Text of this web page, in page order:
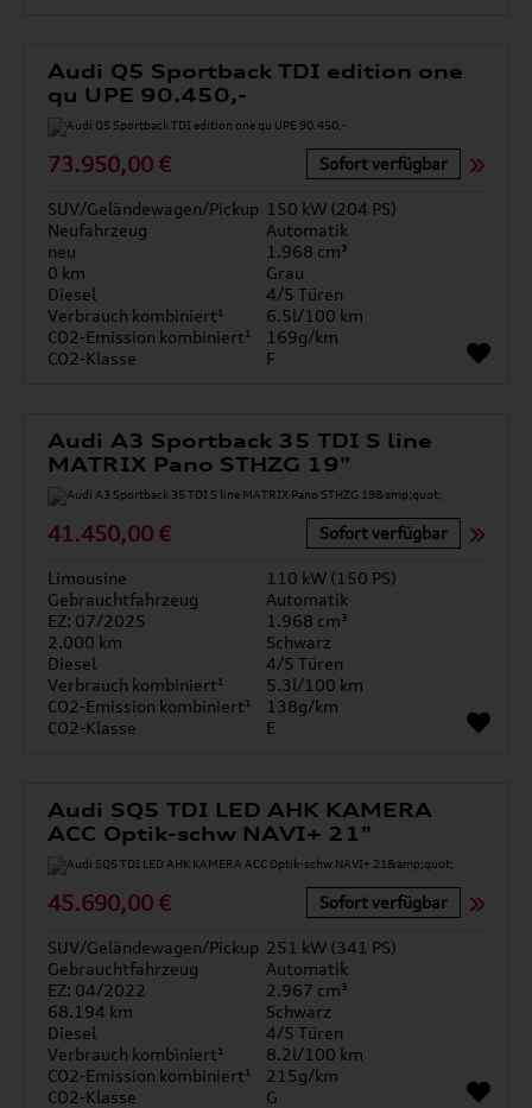
Audi Q5 Sportback TDI edition one
qu UPE 90.450,-
73.950,00 € Sofort verfügbar
SUV/Geländewagen/Pickup 150 kW (204 PS)
Neufahrzeug
Automatik
neu
1.968 cm³
0 km
Grau
Diesel
4/5 Türen
Verbrauch kombiniert¹
6.5l/100 km
CO2-Emission kombiniert¹
169g/km
CO2-Klasse
F
Audi A3 Sportback 35 TDI S line
MATRIX Pano STHZG 19"
41.450,00 € Sofort verfügbar
Limousine
110 kW (150 PS)
Gebrauchtfahrzeug
Automatik
EZ: 07/2025
1.968 cm³
2.000 km
Schwarz
Diesel
4/5 Türen
Verbrauch kombiniert¹
5.3l/100 km
CO2-Emission kombiniert¹
138g/km
CO2-Klasse
E
Audi SQ5 TDI LED AHK KAMERA
ACC Optik-schw NAVI+ 21"
45.690,00 € Sofort verfügbar
SUV/Geländewagen/Pickup 251 kW (341 PS)
Gebrauchtfahrzeug
Automatik
EZ: 04/2022
2.967 cm³
68.194 km
Schwarz
Diesel
4/5 Türen
Verbrauch kombiniert¹
8.2l/100 km
CO2-Emission kombiniert¹
215g/km
CO2-Klasse
G